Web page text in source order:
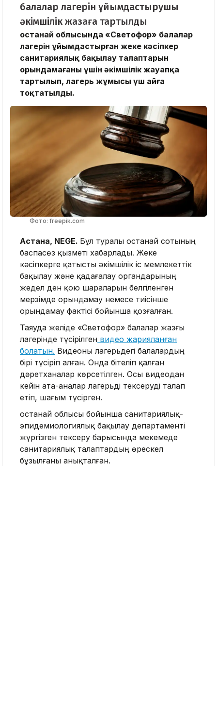
балалар лагерін ұйымдастырушы
әкімшілік жазаға тартылды
Қостанай облысында «Светофор» балалар
лагерін ұйымдастырған жеке кәсіпкер
санитариялық бақылау талаптарын
орындамағаны үшін әкімшілік жауапқа
тартылып, лагерь жұмысы үш айға
тоқтатылды.
Фото: freepik.com
Астана, NEGE. Бұл туралы Қостанай сотының
баспасөз қызметі хабарлады. Жеке
кәсіпкерге қатысты әкімшілік іс мемлекеттік
бақылау және қадағалау органдарының
жедел ден қою шараларын белгіленген
мерзімде орындамау немесе тиісінше
орындамау фактісі бойынша қозғалған.
Таяуда желіде «Светофор» балалар жазғы
лагерінде түсірілген видео жарияланған
болатын. Видеоны лагерьдегі балалардың
бірі түсіріп алған. Онда бітеліп қалған
дәретханалар көрсетілген. Осы видеодан
кейін ата-аналар лагерьді тексеруді талап
етіп, шағым түсірген.
Қостанай облысы бойынша санитариялық-
эпидемиологиялық бақылау департаменті
жүргізген тексеру барысында мекемеде
санитариялық талаптардың өрескел
бұзылғаны анықталған.